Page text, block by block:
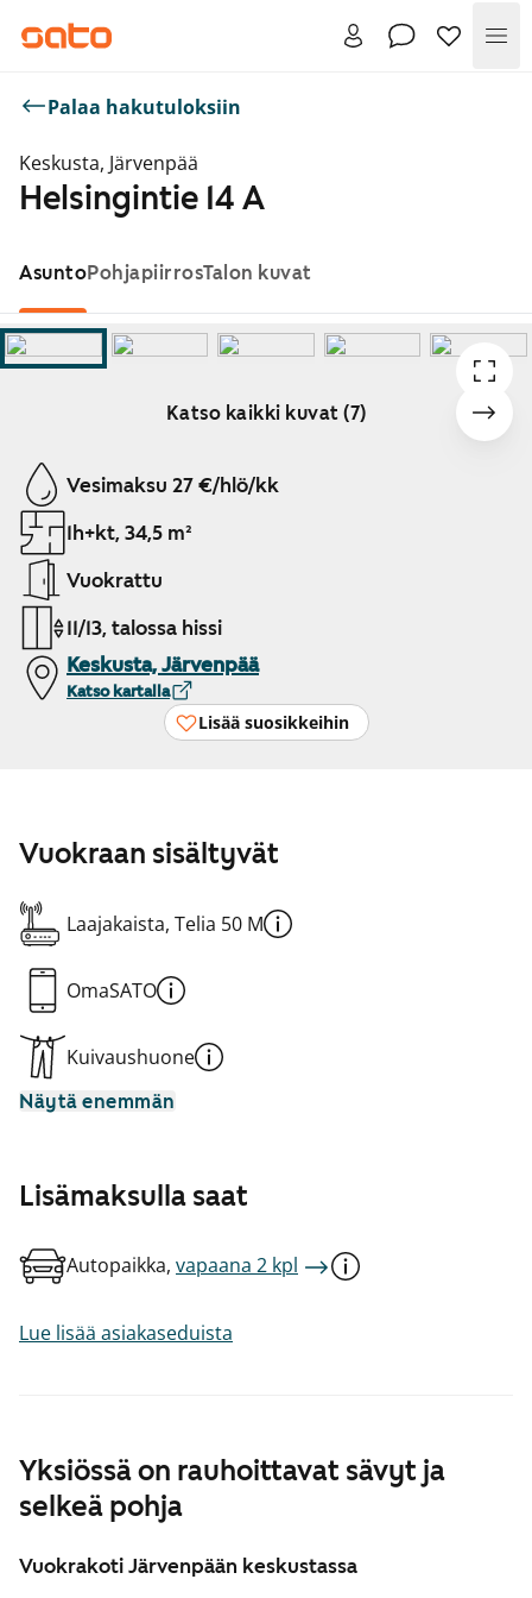
Palaa hakutuloksiin
Keskusta, Järvenpää
Helsingintie 14 A
AsuntoPohjapiirrosTalon kuvat
Katso kaikki kuvat (7)
Näytetään dia 1 / 7
Vesimaksu 27 €/hlö/kk
1h+kt, 34,5 m²
Vuokrattu
11/13, talossa hissi
Keskusta, Järvenpää
Katso kartalla
Lisää suosikkeihin
Yksiössä on rauhoittavat sävyt ja
selkeä pohja
Vuokrakoti Järvenpään keskustassa
Vuokraan sisältyvät
Laajakaista, Telia 50 M
OmaSATO
Kuivaushuone
Näytä enemmän
Lisämaksulla saat
Autopaikka, vapaana 2 kpl
Lue lisää asiakaseduista